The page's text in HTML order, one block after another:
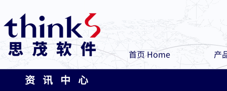
首页 Home 产
资 讯 中 心